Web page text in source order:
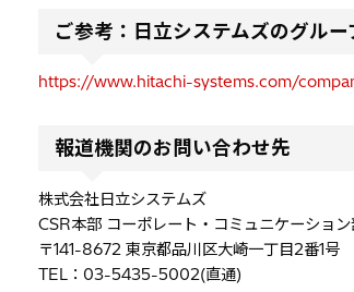
ご参考：日立システムズのグルー
https://www.hitachi-systems.com/
報道機関のお問い合わせ先
株式会社日立システムズ
CSR本部 コーポレート・コミュニケーショ
〒141-8672 東京都品川区大崎一丁目2番1号
TEL：03-5435-5002(直通)